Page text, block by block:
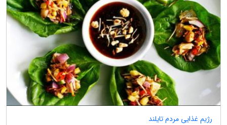
رژیم غذایی مردم تایلند